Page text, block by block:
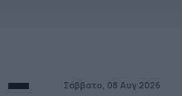
Σάββατο, 08 Αυγ 2026